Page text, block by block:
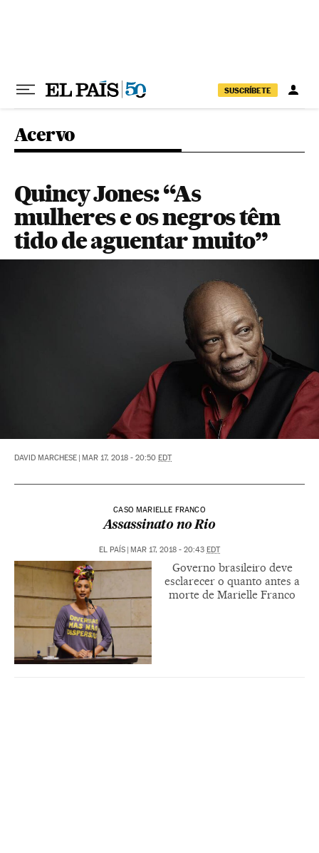
SUSCRÍBETE
Acervo
Quincy Jones: “As
mulheres e os negros têm
tido de aguentar muito”
DAVID MARCHESE MAR 17, 2018 - 20:50 EDT
CASO MARIELLE FRANCO
Assassinato no Rio
EL PAÍS MAR 17, 2018 - 20:43 EDT
Governo brasileiro deve
esclarecer o quanto antes a
morte de Marielle Franco